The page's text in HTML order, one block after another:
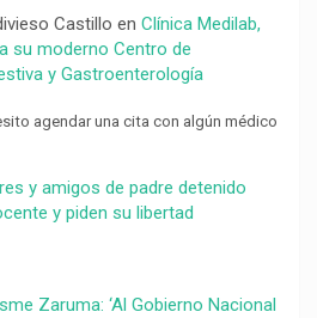
Castillo en Clínica Medilab,
su moderno Centro de
y Gastroenterología
agendar una cita con algún médico
y amigos de padre detenido
y piden su libertad
Zaruma: ‘Al Gobierno Nacional